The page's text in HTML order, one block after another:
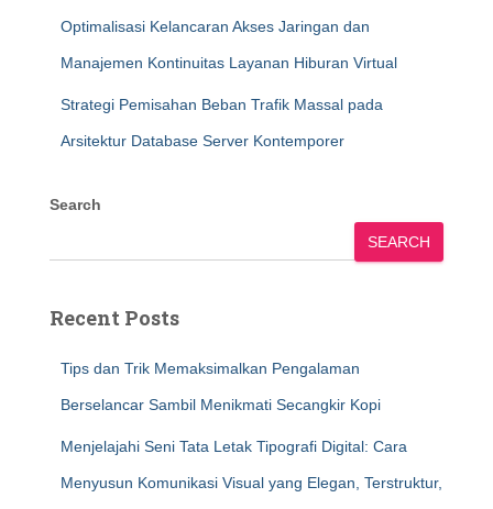
Optimalisasi Kelancaran Akses Jaringan dan
Manajemen Kontinuitas Layanan Hiburan Virtual
Strategi Pemisahan Beban Trafik Massal pada
Arsitektur Database Server Kontemporer
Search
SEARCH
Recent Posts
Tips dan Trik Memaksimalkan Pengalaman
Berselancar Sambil Menikmati Secangkir Kopi
Menjelajahi Seni Tata Letak Tipografi Digital: Cara
Menyusun Komunikasi Visual yang Elegan, Terstruktur,